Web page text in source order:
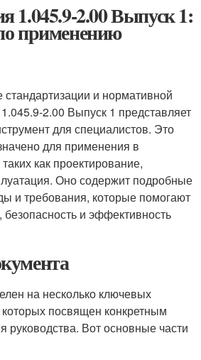
1.045.9-2.00 Выпуск 1:
применению
и нормативной
2.00 Выпуск 1 представляет
для специалистов. Это
для применения в
как проектирование,
Оно содержит подробные
и требования, которые помогают
безопасность и эффективность
на несколько ключевых
посвящен конкретным
руководства. Вот основные части